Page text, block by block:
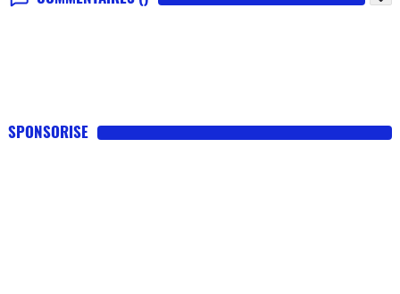
SPONSORISE